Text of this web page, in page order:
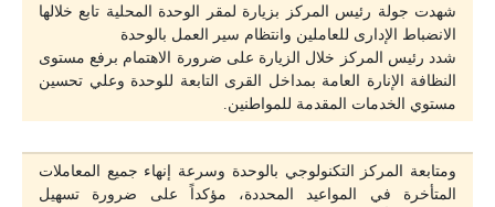
شهدت جولة رئيس المركز بزيارة لمقر الوحدة المحلية تابع خلالها
الانضباط الإدارى للعاملين وانتظام سير العمل بالوحدة
شدد رئيس المركز خلال الزيارة على ضرورة الاهتمام برفع مستوى
النظافة الإنارة العامة بمداخل القرى التابعة للوحدة وعلي تحسين
مستوي الخدمات المقدمة للمواطنين.
ومتابعة المركز التكنولوجي بالوحدة وسرعة إنهاء جميع المعاملات
المتأخرة في المواعيد المحددة، مؤكداً على ضرورة تسهيل